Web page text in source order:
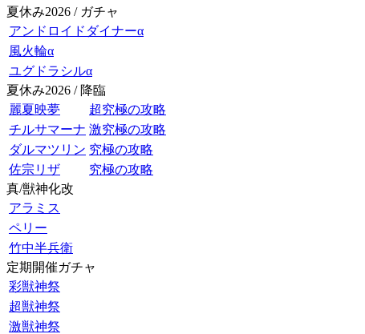
夏休み2026 / ガチャ
アンドロイドダイナーα
風火輪α
ユグドラシルα
夏休み2026 / 降臨
麗夏映夢
超究極の攻略
チルサマーナ 激究極の攻略
ダルマツリン 究極の攻略
佐宗リザ
究極の攻略
真/獣神化改
アラミス
ペリー
竹中半兵衛
定期開催ガチャ
彩獣神祭
超獣神祭
激獣神祭